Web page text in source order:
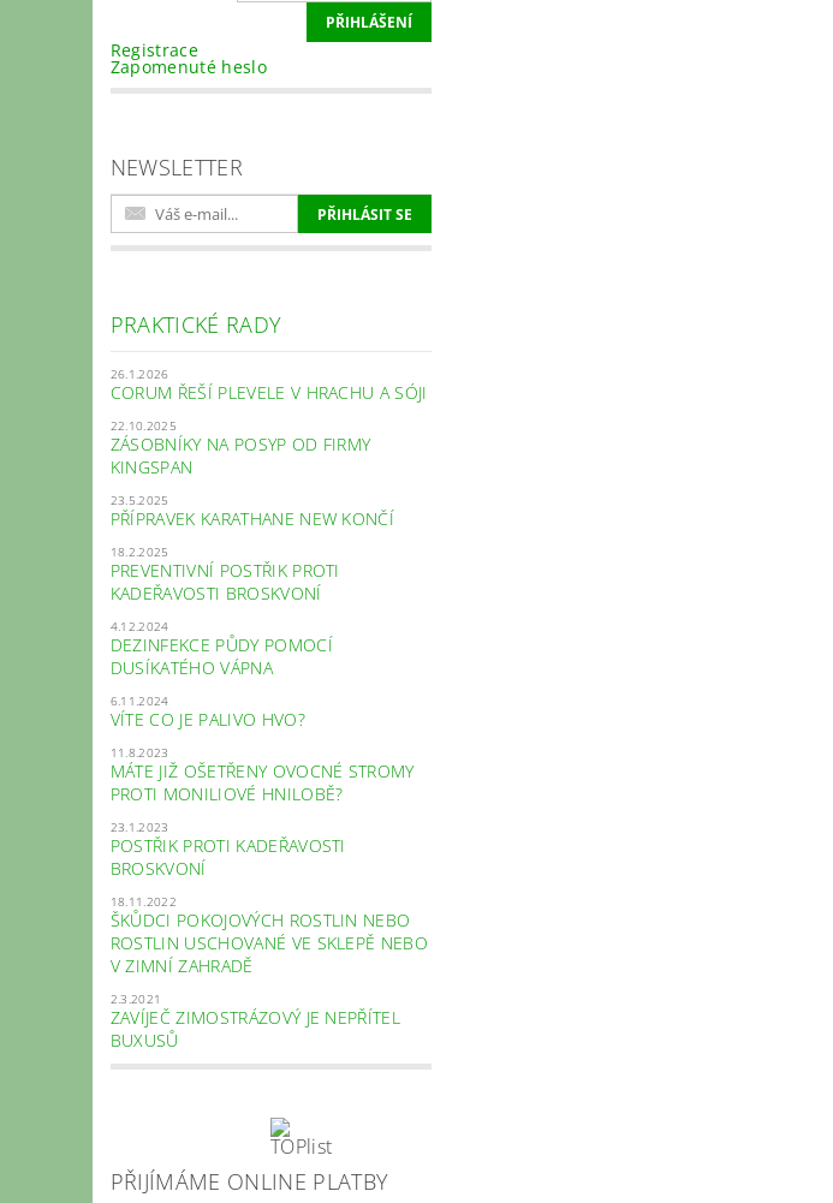
Registrace
Zapomenuté heslo
NEWSLETTER
PRAKTICKÉ RADY
26.1.2026
CORUM ŘEŠÍ PLEVELE V HRACHU A SÓJI
22.10.2025
ZÁSOBNÍKY NA POSYP OD FIRMY
KINGSPAN
23.5.2025
PŘÍPRAVEK KARATHANE NEW KONČÍ
18.2.2025
PREVENTIVNÍ POSTŘIK PROTI
KADEŘAVOSTI BROSKVONÍ
4.12.2024
DEZINFEKCE PŮDY POMOCÍ
DUSÍKATÉHO VÁPNA
6.11.2024
VÍTE CO JE PALIVO HVO?
11.8.2023
MÁTE JIŽ OŠETŘENY OVOCNÉ STROMY
PROTI MONILIOVÉ HNILOBĚ?
23.1.2023
POSTŘIK PROTI KADEŘAVOSTI
BROSKVONÍ
18.11.2022
ŠKŮDCI POKOJOVÝCH ROSTLIN NEBO
ROSTLIN USCHOVANÉ VE SKLEPĚ NEBO
V ZIMNÍ ZAHRADĚ
2.3.2021
ZAVÍJEČ ZIMOSTRÁZOVÝ JE NEPŘÍTEL
BUXUSŮ
PŘIJÍMÁME ONLINE PLATBY